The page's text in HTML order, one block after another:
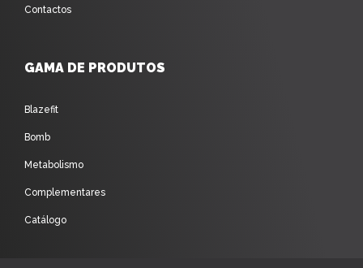
Contactos
GAMA DE PRODUTOS
Blazefit
Bomb
Metabolismo
Complementares
Catálogo